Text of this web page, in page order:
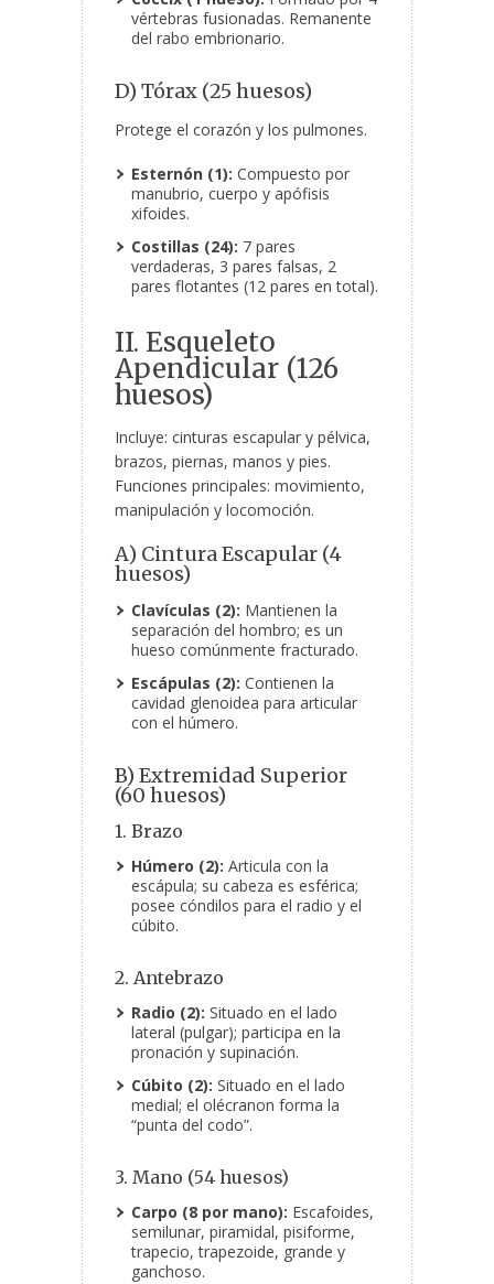
vértebras fusionadas. Remanente
del rabo embrionario.
D) Tórax (25 huesos)
Protege el corazón y los pulmones.
Esternón (1): Compuesto por
manubrio, cuerpo y apófisis
xifoides.
Costillas (24): 7 pares
verdaderas, 3 pares falsas, 2
pares flotantes (12 pares en total).
II. Esqueleto
Apendicular (126
huesos)
Incluye: cinturas escapular y pélvica,
brazos, piernas, manos y pies.
Funciones principales: movimiento,
manipulación y locomoción.
A) Cintura Escapular (4
huesos)
Clavículas (2): Mantienen la
separación del hombro; es un
hueso comúnmente fracturado.
Escápulas (2): Contienen la
cavidad glenoidea para articular
con el húmero.
B) Extremidad Superior
(60 huesos)
1. Brazo
Húmero (2): Articula con la
escápula; su cabeza es esférica;
posee cóndilos para el radio y el
cúbito.
2. Antebrazo
Radio (2): Situado en el lado
lateral (pulgar); participa en la
pronación y supinación.
Cúbito (2): Situado en el lado
medial; el olécranon forma la
“punta del codo”.
3. Mano (54 huesos)
Carpo (8 por mano): Escafoides,
semilunar, piramidal, pisiforme,
trapecio, trapezoide, grande y
ganchoso.